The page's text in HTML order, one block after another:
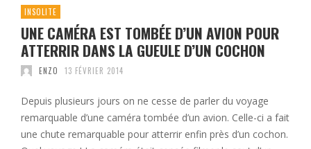
INSOLITE
UNE CAMÉRA EST TOMBÉE D’UN AVION POUR
ATTERRIR DANS LA GUEULE D’UN COCHON
ENZO 13 FÉVRIER 2014
Depuis plusieurs jours on ne cesse de parler du voyage
remarquable d’une caméra tombée d’un avion. Celle-ci a fait
une chute remarquable pour atterrir enfin près d’un cochon.